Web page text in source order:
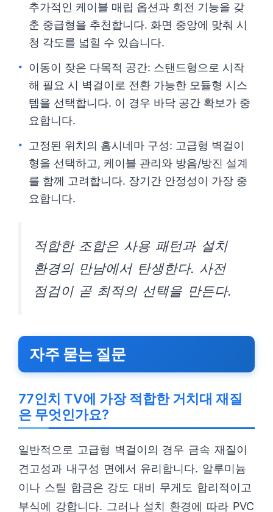
추가적인 케이블 매립 옵션과 회전 기능을 갖
춘 중급형을 추천합니다. 화면 중앙에 맞춰 시
청 각도를 넓힐 수 있습니다.
이동이 잦은 다목적 공간: 스탠드형으로 시작
해 필요 시 벽걸이로 전환 가능한 모듈형 시스
템을 선택합니다. 이 경우 바닥 공간 확보가 중
요합니다.
고정된 위치의 홈시네마 구성: 고급형 벽걸이
형을 선택하고, 케이블 관리와 방음/방진 설계
를 함께 고려합니다. 장기간 안정성이 가장 중
요합니다.
적합한 조합은 사용 패턴과 설치
환경의 만남에서 탄생한다. 사전
점검이 곧 최적의 선택을 만든다.
자주 묻는 질문
77인치 TV에 가장 적합한 거치대 재질
은 무엇인가요?
일반적으로 고급형 벽걸이의 경우 금속 재질이
견고성과 내구성 면에서 유리합니다. 알루미늄
이나 스틸 합금은 강도 대비 무게도 합리적이고
부식에 강합니다. 그러나 설치 환경에 따라 PVC